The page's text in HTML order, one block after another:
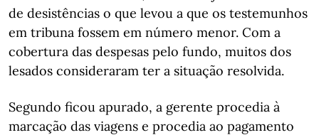
de desistências o que levou a que os testemunhos
em tribuna fossem em número menor. Com a
cobertura das despesas pelo fundo, muitos dos
lesados consideraram ter a situação resolvida.
Segundo ficou apurado, a gerente procedia à
marcação das viagens e procedia ao pagamento